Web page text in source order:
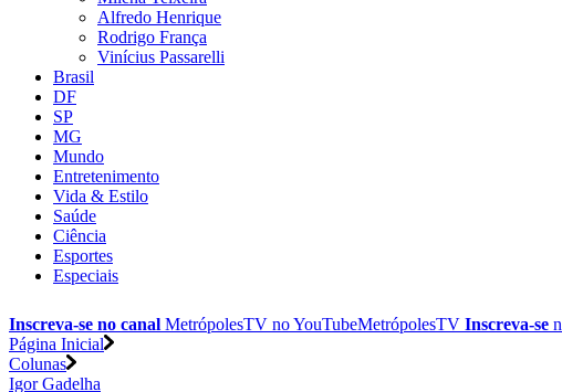
Alfredo Henrique
Rodrigo França
Vinícius Passarelli
Brasil
DF
SP
MG
Mundo
Entretenimento
Vida & Estilo
Saúde
Ciência
Esportes
Especiais
Inscreva-se no canal MetrópolesTV noYouTubeMetrópolesTV Inscreva-se
Página Inicial
Colunas
Igor Gadelha